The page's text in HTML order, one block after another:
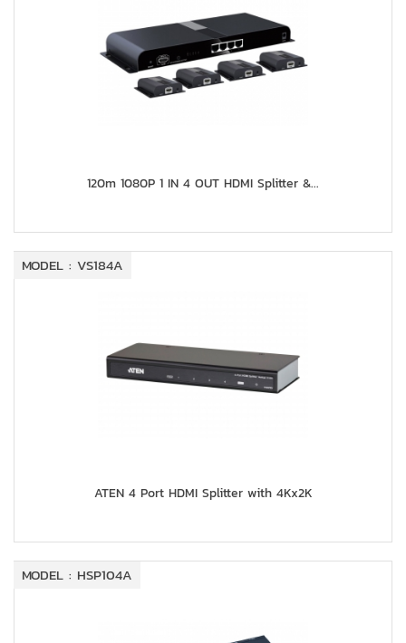
120m 1080P 1 IN 4 OUT HDMI Splitter &...
MODEL : VS184A
ATEN 4 Port HDMI Splitter with 4Kx2K
MODEL : HSP104A